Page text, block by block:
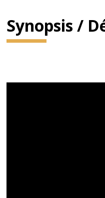
Synopsis /